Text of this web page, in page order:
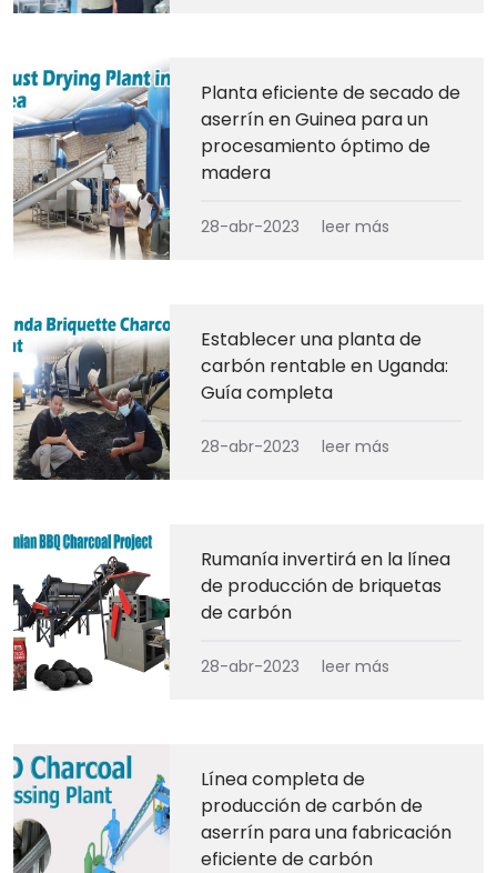
Planta eficiente de secado de
aserrín en Guinea para un
procesamiento óptimo de
madera
28-abr-2023 leer más
Establecer una planta de
carbón rentable en Uganda:
Guía completa
28-abr-2023 leer más
Rumanía invertirá en la línea
de producción de briquetas
de carbón
28-abr-2023 leer más
Línea completa de
producción de carbón de
aserrín para una fabricación
eficiente de carbón